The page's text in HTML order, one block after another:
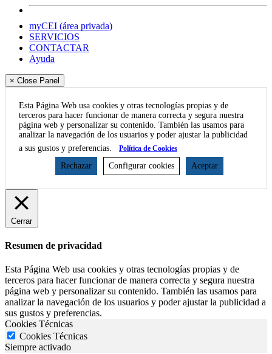
myCEI (área privada)
SERVICIOS
CONTACTAR
Ayuda
× Close Panel
Esta Página Web usa cookies y otras tecnologías propias y de
terceros para hacer funcionar de manera correcta y segura nuestra
página web y personalizar su contenido. También las usamos para
analizar la navegación de los usuarios y poder ajustar la publicidad
a sus gustos y preferencias.
Política de Cookies
Rechazar Configurar cookies Aceptar
Cerrar
Resumen de privacidad
Esta Página Web usa cookies y otras tecnologías propias y de
terceros para hacer funcionar de manera correcta y segura nuestra
página web y personalizar su contenido. También las usamos para
analizar la navegación de los usuarios y poder ajustar la publicidad a
sus gustos y preferencias.
Cookies Técnicas
Cookies Técnicas
Siempre activado